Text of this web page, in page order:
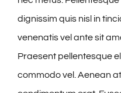
dignissim quis nisl in
venenatis vel ante sit
Praesent pellentesque
commodo vel. Aenean